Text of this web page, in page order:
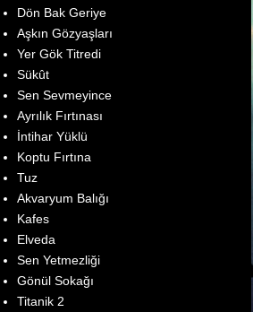
Dön Bak Geriye
Aşkın Gözyaşları
Yer Gök Titredi
Sükût
Sen Sevmeyince
Ayrılık Fırtınası
İntihar Yüklü
Koptu Fırtına
Tuz
Akvaryum Balığı
Kafes
Elveda
Sen Yetmezliği
Gönül Sokağı
Titanik 2